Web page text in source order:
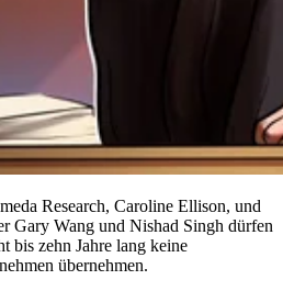
Research, Caroline Ellison, und
Gary Wang und Nishad Singh dürfen
bis zehn Jahre lang keine
übernehmen.